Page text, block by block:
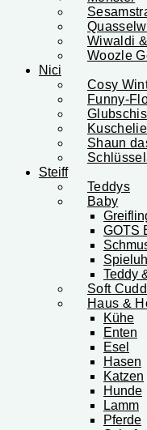
Wiwaldi
Woozle
Nici
Cosy
Funny-
Glubschis
Shaun
Steiff
Teddys
Baby
GOTS
Teddy
Soft
Haus &
Kühe
Enten
Esel
Hasen
Katzen
Hunde
Lamm
Pferde